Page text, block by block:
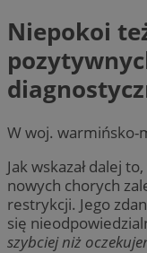
Niepokoi
W woj. warmińsko-
Jak wskazał dalej
nowych chorych
restrykcji. Jego
się
szybciej niż